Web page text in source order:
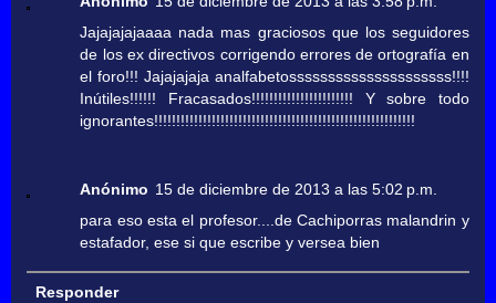
Jajajajajaaaa nada mas graciosos que los seguidores
de los ex directivos corrigendo errores de ortografía en
el foro!!! Jajajajaja analfabetosssssssssssssssssssss!!!!
Inútiles!!!!!! Fracasados!!!!!!!!!!!!!!!!!!!!!!! Y sobre todo
ignorantes!!!!!!!!!!!!!!!!!!!!!!!!!!!!!!!!!!!!!!!!!!!!!!!!!!!!!!!!!!!
Anónimo 15 de diciembre de 2013 a las 5:02 p.m.
para eso esta el profesor....de Cachiporras malandrin y
estafador, ese si que escribe y versea bien
Responder